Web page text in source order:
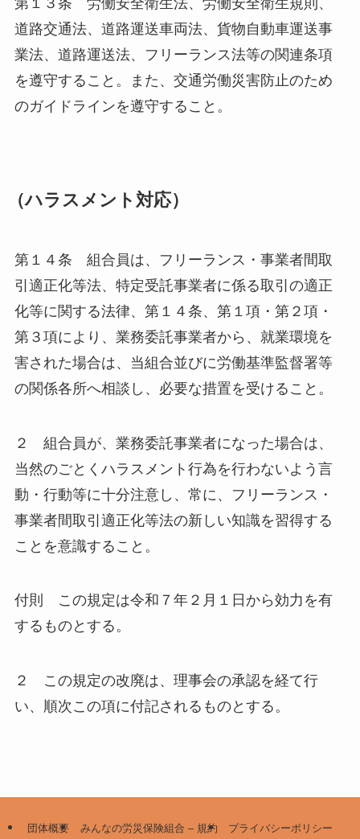
道路交通法、道路運送車両法、貨物自動車運送事
業法、道路運送法、フリーランス法等の関連条項
を遵守すること。また、交通労働災害防止のため
のガイドラインを遵守すること。
（ハラスメント対応）
第１４条 組合員は、フリーランス・事業者間取
引適正化等法、特定受託事業者に係る取引の適正
化等に関する法律、第１４条、第１項・第２項・
第３項により、業務委託事業者から、就業環境を
害された場合は、当組合並びに労働基準監督署等
の関係各所へ相談し、必要な措置を受けること。
２ 組合員が、業務委託事業者になった場合は、
当然のごとくハラスメント行為を行わないよう言
動・行動等に十分注意し、常に、フリーランス・
事業者間取引適正化等法の新しい知識を習得する
ことを意識すること。
付則 この規定は令和７年２月１日から効力を有
するものとする。
２ この規定の改廃は、理事会の承認を経て行
い、順次この項に付記されるものとする。
団体概要 みんなの労災保険組合 – 規約 プライバシーポリシー